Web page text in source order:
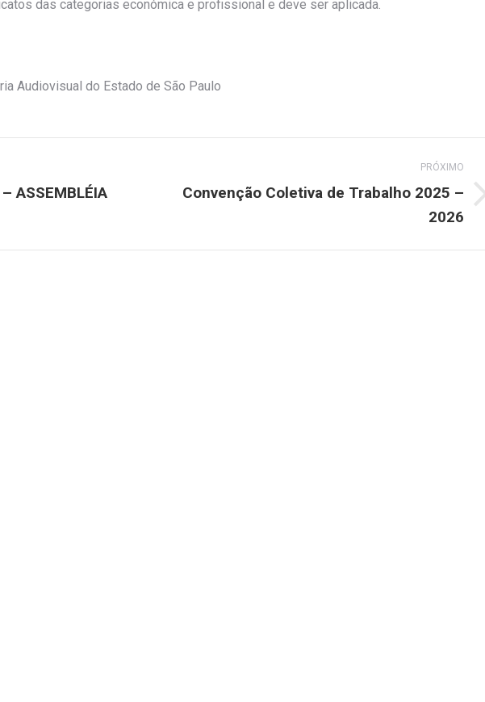
das categorias económica e profissional e deve ser aplicada.
Audiovisual do Estado de São Paulo
ASSEMBLÉIA
PRÓXIMO
Convenção Coletiva de Trabalho 2025 –
2026